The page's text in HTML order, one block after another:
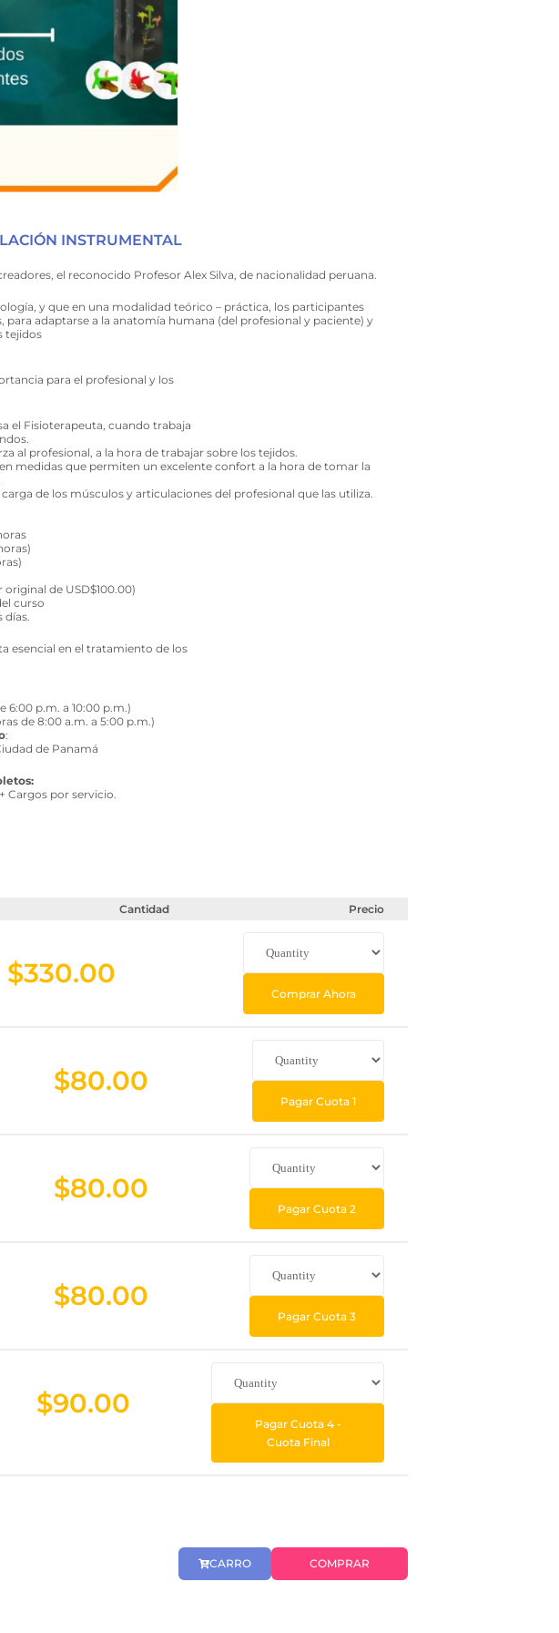
INSTRUMENTAL
el reconocido Profesor Alex Silva, de nacionalidad peruana.
y que en una modalidad teórico – práctica, los participantes
adaptarse a la anatomía humana (del profesional y paciente) y
tejidos
para el profesional y los
el Fisioterapeuta, cuando trabaja
al profesional, a la hora de trabajar sobre los tejidos.
medidas que permiten un excelente confort a la hora de tomar la
de los músculos y articulaciones del profesional que las utiliza.
de USD$100.00)
curso
días.
esencial en el tratamiento de los
6:00 p.m. a 10:00 p.m.)
de 8:00 a.m. a 5:00 p.m.)
:
de Panamá
Cargos por servicio.
Cantidad Precio
$330.00
Comprar Ahora
$80.00
Pagar Cuota 1
$80.00
Pagar Cuota 2
$80.00
Pagar Cuota 3
$90.00
Pagar Cuota 4 -
Cuota Final
CARRO COMPRAR